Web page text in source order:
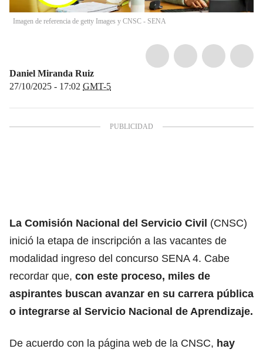
Imagen de referencia de getty Images y CNSC - SENA
Daniel Miranda Ruiz
27/10/2025 - 17:02 GMT-5
La Comisión Nacional del Servicio Civil (CNSC)
inició la etapa de inscripción a las vacantes de
modalidad ingreso del concurso SENA 4. Cabe
recordar que, con este proceso, miles de
aspirantes buscan avanzar en su carrera pública
o integrarse al Servicio Nacional de Aprendizaje.
De acuerdo con la página web de la CNSC, hay